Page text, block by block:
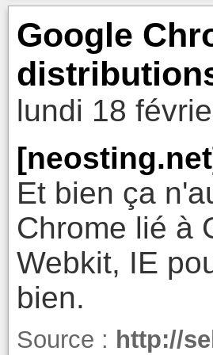
Google
lundi 18
Et bien ça
Chrome lié à
Webkit, IE
bien.
Source : http://